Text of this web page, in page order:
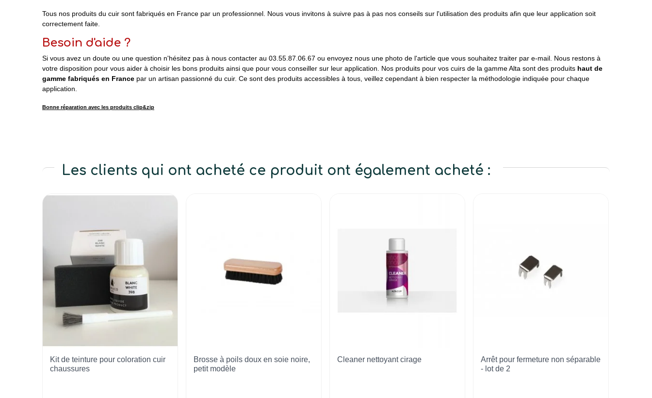
Tous nos produits du cuir sont fabriqués en France par un professionnel. Nous vous invitons à suivre pas à pas nos conseils sur l'utilisation des produits afin que leur application soit
correctement faite.
Besoin d'aide ?
Si vous avez un doute ou une question n'hésitez pas à nous contacter au 03.55.87.06.67 ou envoyez nous une photo de l'article que vous souhaitez traiter par e-mail. Nous restons à
votre disposition pour vous aider à choisir les bons produits ainsi que pour vous conseiller sur leur application. Nos produits pour vos cuirs de la gamme Alta sont des produits haut de
gamme fabriqués en France par un artisan passionné du cuir. Ce sont des produits accessibles à tous, veillez cependant à bien respecter la méthodologie indiquée pour chaque
application.
Bonne réparation avec les produits clip&zip
Les clients qui ont acheté ce produit ont également acheté :
Kit de teinture pour coloration cuir
chaussures
Brosse à poils doux en soie noire,
petit modèle
Cleaner nettoyant cirage
Arrêt pour fermeture non séparable
- lot de 2